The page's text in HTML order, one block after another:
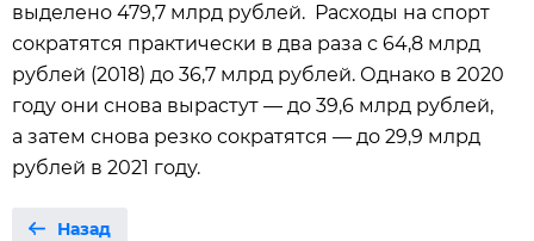
выделено 479,7 млрд рублей. Расходы на спорт
сократятся практически в два раза с 64,8 млрд
рублей (2018) до 36,7 млрд рублей. Однако в 2020
году они снова вырастут — до 39,6 млрд рублей,
а затем снова резко сократятся — до 29,9 млрд
рублей в 2021 году.
Назад